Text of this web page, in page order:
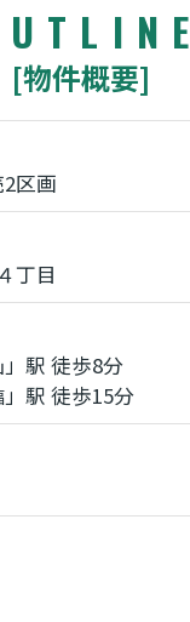
[物件概要]
区画
４丁目
」駅 徒歩8分
」駅 徒歩15分